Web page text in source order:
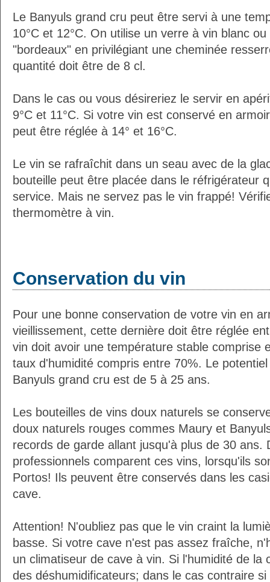
Le Banyuls grand cru peut être servi à une
10°C et 12°C. On utilise un verre à vin blanc
"bordeaux" en privilégiant une cheminée
quantité doit être de 8 cl.
Dans le cas ou vous désireriez le servir en
9°C et 11°C. Si votre vin est conservé en
peut être réglée à 14° et 16°C.
Le vin se rafraîchit dans un seau avec de la
bouteille peut être placée dans le réfrigérateur
service. Mais ne servez pas le vin frappé!
thermomètre à vin.
Conservation du vin
Pour une bonne conservation de votre vin en
vieillissement, cette dernière doit être réglée
vin doit avoir une température stable comprise
taux d'humidité compris entre 70%. Le
Banyuls grand cru est de 5 à 25 ans.
Les bouteilles de vins doux naturels se
doux naturels rouges commes Maury et
records de garde allant jusqu'à plus de 30 ans.
professionnels comparent ces vins, lorsqu'ils
Portos! Ils peuvent être conservés dans les
cave.
Attention! N'oubliez pas que le vin craint la
basse. Si votre cave n'est pas assez fraîche,
un climatiseur de cave à vin. Si l'humidité de la
des déshumidificateurs; dans le cas contraire